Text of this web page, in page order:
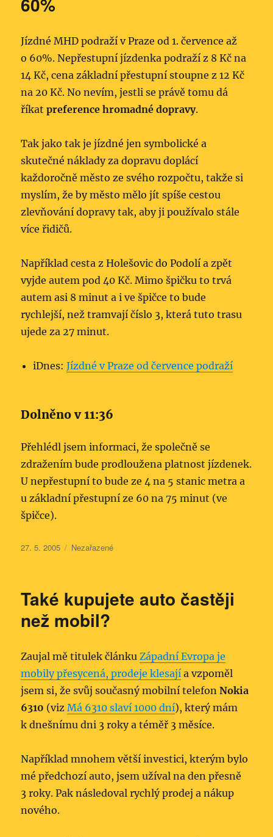
Jízdné MHD podraží v Praze od 1. července až
o 60%. Nepřestupní jízdenka podraží z 8 Kč na
14 Kč, cena základní přestupní stoupne z 12 Kč
na 20 Kč. No nevím, jestli se právě tomu dá
říkatpreference hromadné dopravy.
Tak jako tak je jízdné jen symbolické a
skutečné náklady za dopravu doplácí
každoročně město ze svého rozpočtu, takže si
myslím, že by město mělo jít spíše cestou
zlevňování dopravy tak, aby ji používalo stále
více řidičů.
Například cesta z Holešovic do Podolí a zpět
vyjde autem pod 40 Kč. Mimo špičku to trvá
autem asi 8 minut a i ve špičce to bude
rychlejší, než tramvají číslo 3, která tuto trasu
ujede za 27 minut.
iDnes:Jízdné v Praze od července podraží
Dolněno v 11:36
Přehlédl jsem informaci, že společně se
zdražením bude prodloužena platnost jízdenek.
U nepřestupní to bude ze 4 na 5 stanic metra a
u základní přestupní ze 60 na 75 minut (ve
špičce).
Publikováno:
27. 5. 2005 Rubriky:
Nezařazené
Také kupujete auto častěji
než mobil?
Zaujal mě titulek článku Západní Evropa je
mobily přesycená, prodeje klesají a vzpoměl
jsem si, že svůj současný mobilní telefonNokia
6310 (vizMá 6310 slaví 1000 dní), který mám
k dnešnímu dni 3 roky a téměř 3 měsíce.
Například mnohem větší investici, kterým bylo
mé předchozí auto, jsem užíval na den přesně
3 roky. Pak následoval rychlý prodej a nákup
nového.